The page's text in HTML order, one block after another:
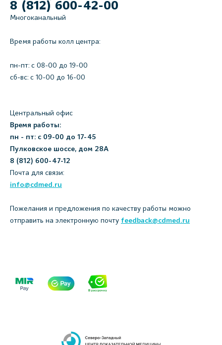
8 (812) 600-42-00
Многоканальный
Время работы колл центра:
пн-пт: c 08-00 до 19-00
сб-вс: с 10-00 до 16-00
Центральный офис
Время работы:
пн - пт: с 09-00 до 17-45
Пулковское шоссе, дом 28А
8 (812) 600-47-12
Почта для связи:
info@cdmed.ru
Пожелания и предложения по качеству работы можно
отправить на электронную почту feedback@cdmed.ru